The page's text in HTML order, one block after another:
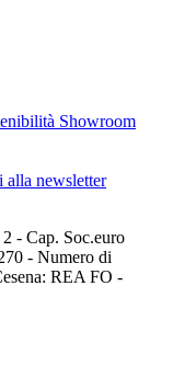
Showroom
alla newsletter
- Cap. Soc.euro
- Numero di
REA FO -